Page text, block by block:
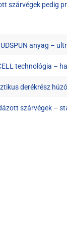
szárvégek pedig
anyag –
technológia –
derékrész
szárvégek –